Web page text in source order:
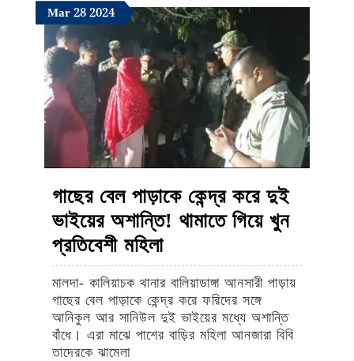
দক্ষিণের
তৃণমূল
প্রার্থী
MarMarch
28,
2024
28March
28,
2024
2024March
28,
2024
গাছের বেল পাড়াকে কেন্দ্র করে দুই
ভাইয়ের অশান্তি! থামাতে গিয়ে খুন
প্রতিবেশী মহিলাগাছের
বেল
পাড়াকে
কেন্দ্র
করে
মালদা- কালিয়াচক থানার বালিয়াডাঙ্গা আনসারী পাড়ায়
গাছের বেল পাড়াকে কেন্দ্র করে ফরিদের সঙ্গে
আনিকুল আর সানিউল দুই ভাইয়ের মধ্যে অশান্তি
বাঁধে। এরা মাঝে পাশের বাড়ির মহিলা আনজারা বিবি
তাদেরকে ঝামেলা